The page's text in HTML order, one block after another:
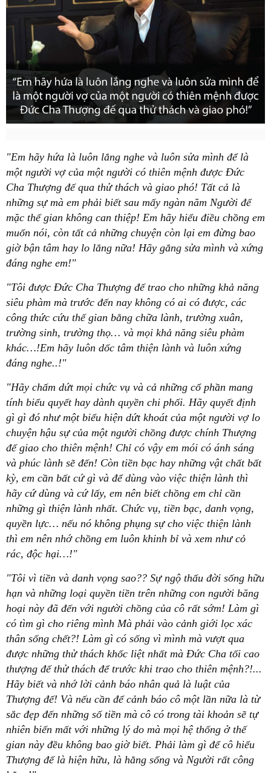
"Em hãy hứa là luôn lắng nghe và luôn sửa mình để là
một người vợ của một người có thiên mệnh được Đức
Cha Thượng đế qua thử thách và giao phó! Tất cả là
những sự mà em phải biết sau mấy ngàn năm Người để
mặc thế gian không can thiệp! Em hãy hiểu điều chồng em
muốn nói, còn tất cả những chuyện còn lại em đừng bao
giờ bận tâm hay lo lắng nữa! Hãy gắng sửa mình và xứng
đáng nghe em!"
"Tôi được Đức Cha Thượng đế trao cho những khả năng
siêu phàm mà trước đến nay không có ai có được, các
công thức cứu thế gian bằng chữa lành, trường xuân,
trường sinh, trường thọ… và mọi khả năng siêu phàm
khác…!Em hãy luôn dốc tâm thiện lành và luôn xứng
đáng nghe..!"
"Hãy chấm dứt mọi chức vụ và cả những cổ phần mang
tính biểu quyết hay dành quyền chi phối. Hãy quyết định
gì gì đó như một biểu hiện dứt khoát của một người vợ lo
chuyện hậu sự của một người chồng được chính Thượng
đế giao cho thiên mệnh! Chỉ có vậy em mói có ánh sáng
và phúc lành sẽ đến! Còn tiền bạc hay những vật chất bất
kỳ, em cần bất cứ gì và để dùng vào việc thiện lành thì
hãy cứ dùng và cứ lấy, em nên biết chồng em chỉ cần
những gì thiện lành nhất. Chức vụ, tiền bạc, danh vọng,
quyền lực… nếu nó không phụng sự cho việc thiện lành
thì em nên nhớ chồng em luôn khinh bỉ và xem như cỏ
rác, độc hại…!"
"Tôi vì tiền và danh vọng sao?? Sự ngộ thấu đời sống hữu
hạn và những loại quyền tiền trên những con người băng
hoại này đã đến với người chồng của cô rất sớm! Làm gì
có tìm gì cho riêng mình Mà phải vào cảnh giới lọc xác
thân sống chết?! Làm gì có sống vì mình mà vượt qua
được những thử thách khốc liệt nhất mà Đức Cha tối cao
thượng đế thử thách để trước khi trao cho thiên mệnh?!...
Hãy biết và nhớ lời cảnh báo nhân quả là luật của
Thượng đế! Và nếu cần để cảnh báo cô một lần nữa là từ
sắc đẹp đến những số tiền mà cô có trong tài khoản sẽ tự
nhiên biến mất với những lý do mà mọi hệ thống ở thế
gian này đều không bao giờ biết. Phải làm gì để cô hiểu
Thượng đế là hiện hữu, là hằng sống và Người rất công